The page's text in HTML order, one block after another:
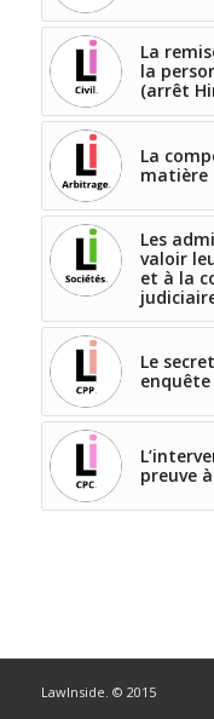
La
la
(arrêt
La
matière
Les
valoir
et à la
Le
preuve
LawInside. © 2015